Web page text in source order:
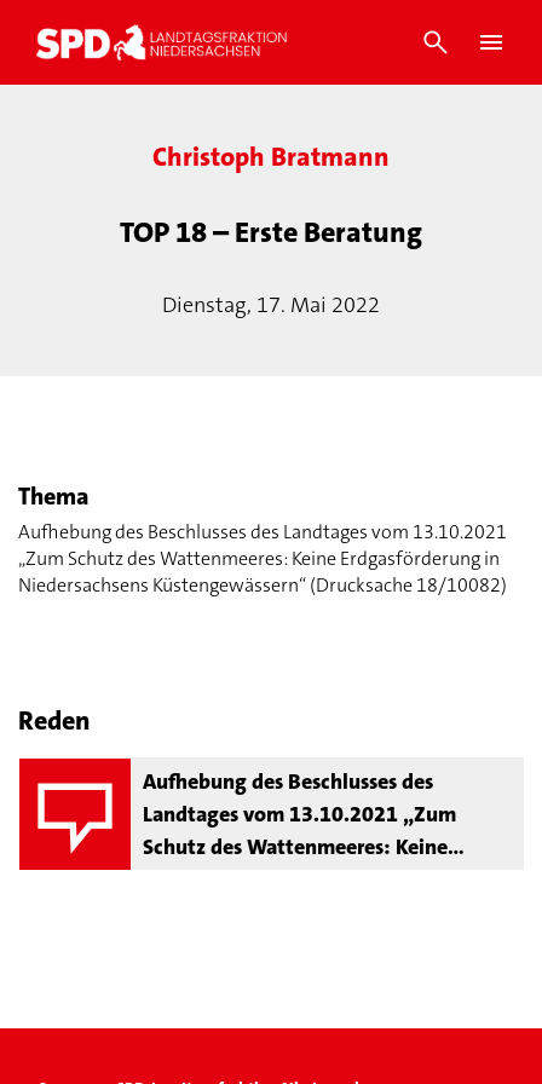
Christoph Bratmann
TOP 18 – Erste Beratung
Dienstag, 17. Mai 2022
Thema
Aufhebung des Beschlusses des Landtages vom 13.10.2021
„Zum Schutz des Wattenmeeres: Keine Erdgasförderung in
Niedersachsens Küstengewässern“ (Drucksache 18/10082)
Reden
Aufhebung des Beschlusses des
Landtages vom 13.10.2021 „Zum
Schutz des Wattenmeeres: Keine